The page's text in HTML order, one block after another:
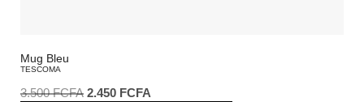
Mug Bleu
TESCOMA
3.500FCFA 2.450 FCFA